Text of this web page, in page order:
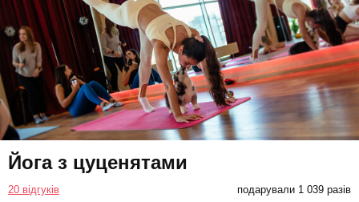
Йога з цуценятами
20 відгуків подарували 1 039 разів